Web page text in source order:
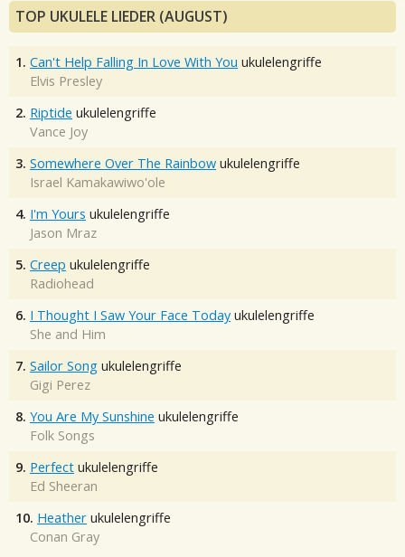
TOP UKULELE LIEDER (AUGUST)
1. Can't Help Falling In Love With You ukulelengriffe
Elvis Presley
2. Riptide ukulelengriffe
Vance Joy
3. Somewhere Over The Rainbow ukulelengriffe
Israel Kamakawiwo'ole
4. I'm Yours ukulelengriffe
Jason Mraz
5. Creep ukulelengriffe
Radiohead
6. I Thought I Saw Your Face Today ukulelengriffe
She and Him
7. Sailor Song ukulelengriffe
Gigi Perez
8. You Are My Sunshine ukulelengriffe
Folk Songs
9. Perfect ukulelengriffe
Ed Sheeran
10. Heather ukulelengriffe
Conan Gray